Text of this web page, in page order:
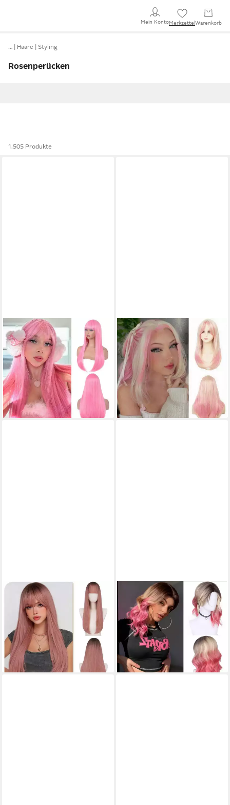
Mein KontoMerkzettel Warenkorb
… Haare Styling
Rosenperücken
1.505 Produkte
LUXUSKOLLEKTION
Kunsthaarperücke Perücke
Pony Damen Kunsthaar
Cosplay Party 56 cm 22 Zoll
Rosa Lang
57,95 €
lieferbar - in 9-11 Werktagen bei
dir
LUXUSKOLLEKTION
Kunsthaarperücke Perücke
Frauen lang Mittelteil
Synthetik Cosplay Party Blond
Rosa
63,95 €
lieferbar - in 6-8 Werktagen bei dir
LUXUSKOLLEKTION
Kunsthaarperücke Perücke
Damen Synthetik 60 cm Pony
Cosplay Party Feiertage Blond
Rosa
72,95 €
lieferbar - in 4-5 Werktagen bei dir
LUXUSKOLLEKTION
Kunsthaarperücke Perücke
Lange Lockige Synthetische
Ombre Pink Damen Ash Pink
61,95 €
lieferbar - in 5-6 Werktagen bei dir